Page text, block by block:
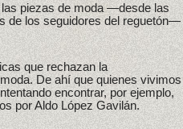
las piezas de moda —desde las
de los seguidores del reguetón—
que rechazan la
De ahí que quienes vivimos
encontrar, por ejemplo,
por Aldo López Gavilán.